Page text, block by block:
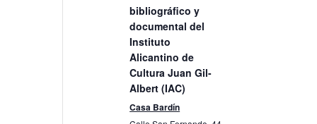
bibliográfico y
documental del
Instituto
Alicantino de
Cultura Juan Gil-
Albert (IAC)
Casa Bardín